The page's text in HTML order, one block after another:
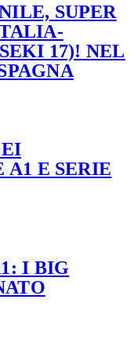
SUPER
17)! NEL
A1 E SERIE
I BIG